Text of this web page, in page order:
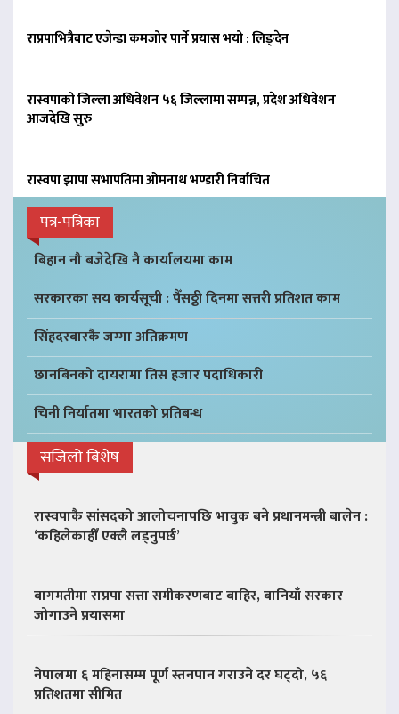
राप्रपाभित्रैबाट एजेन्डा कमजोर पार्ने प्रयास भयो : लिङ्देन
रास्वपाको जिल्ला अधिवेशन ५६ जिल्लामा सम्पन्न, प्रदेश अधिवेशन
आजदेखि सुरु
रास्वपा झापा सभापतिमा ओमनाथ भण्डारी निर्वाचित
पत्र-पत्रिका
बिहान नौ बजेदेखि नै कार्यालयमा काम
सरकारका सय कार्यसूची : पैँसठ्ठी दिनमा सत्तरी प्रतिशत काम
सिंहदरबारकै जग्गा अतिक्रमण
छानबिनको दायरामा तिस हजार पदाधिकारी
चिनी निर्यातमा भारतको प्रतिबन्ध
सजिलो बिशेष
रास्वपाकै सांसदको आलोचनापछि भावुक बने प्रधानमन्त्री बालेन :
‘कहिलेकाहीँ एक्लै लड्नुपर्छ’
बागमतीमा राप्रपा सत्ता समीकरणबाट बाहिर, बानियाँ सरकार
जोगाउने प्रयासमा
नेपालमा ६ महिनासम्म पूर्ण स्तनपान गराउने दर घट्दो, ५६
प्रतिशतमा सीमित